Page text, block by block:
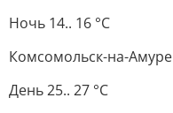
Ночь 14.. 16 °C
Комсомольск-на-Амуре
День 25.. 27 °C